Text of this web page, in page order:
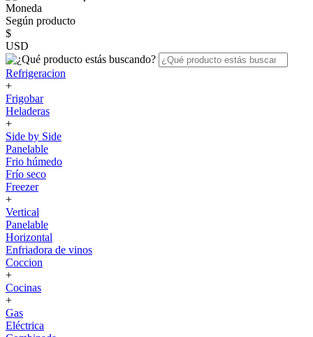
Moneda
Según producto
$
USD
Refrigeracion
+
Frigobar
Heladeras
+
Side by Side
Panelable
Frio húmedo
Frío seco
Freezer
+
Vertical
Panelable
Horizontal
Enfriadora de vinos
Coccion
+
Cocinas
+
Gas
Eléctrica